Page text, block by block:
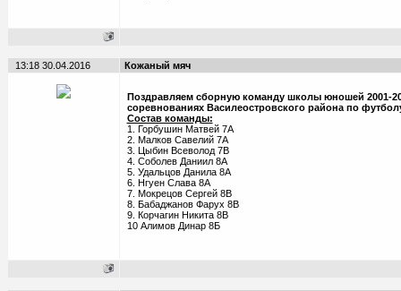
13:18 30.04.2016 Кожаный мяч
Поздравляем сборную команду школы юношей 2001-
соревнованиях Василеостровского района по
Состав команды:
1. Горбушин Матвей 7А
2. Малков Савелий 7А
3. Цыбин Всеволод 7В
4. Соболев Даниил 8А
5. Удальцов Данила 8А
6. Нгуен Слава 8А
7. Мокрецов Сергей 8В
8. Бабаджанов Фарух 8В
9. Корчагин Никита 8В
10 Алимов Динар 8Б